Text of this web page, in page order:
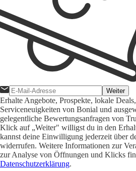
Weiter
Erhalte Angebote, Prospekte, lokale
Serviceneuigkeiten von Bonial und
gelegentliche Bewertungsanfragen von
Klick auf „Weiter" willigst du in den
kannst deine Einwilligung jederzeit über
widerrufen. Weitere Informationen zur
zur Analyse von Öffnungen und Klicks
Datenschutzerklärung.